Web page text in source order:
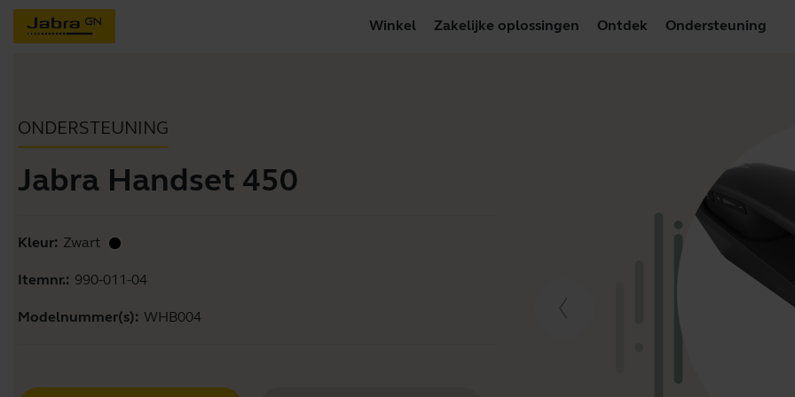
Winkel Zakelijke oplossingen Ontdek Ondersteuning
ONDERSTEUNING
Jabra Handset 450
Kleur: Zwart
Itemnr.: 990-011-04
Modelnummer(s): WHB004